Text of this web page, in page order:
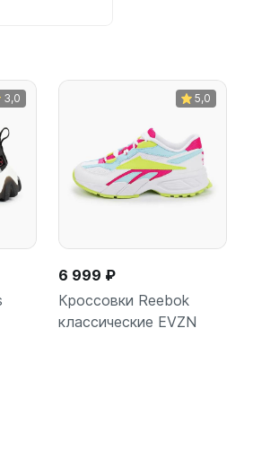
3,0 5,0
6 999 ₽
Кроссовки Reebok
классические EVZN